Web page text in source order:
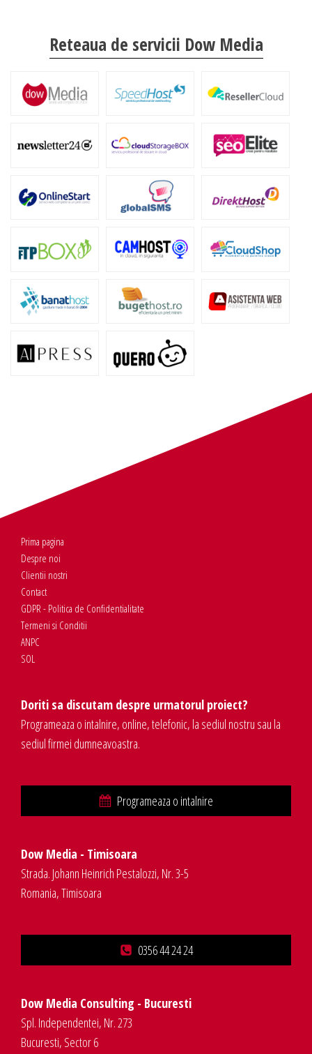
Reteaua de servicii Dow Media
Prima pagina
Despre noi
Clientii nostri
Contact
GDPR - Politica de Confidentialitate
Termeni si Conditii
ANPC
SOL
Doriti sa discutam despre urmatorul proiect?
Programeaza o intalnire, online, telefonic, la sediul nostru sau la
sediul firmei dumneavoastra.
Programeaza o intalnire
Dow Media - Timisoara
Strada. Johann Heinrich Pestalozzi, Nr. 3-5
Romania, Timisoara
0356 44 24 24
Dow Media Consulting - Bucuresti
Spl. Independentei, Nr. 273
Bucuresti, Sector 6